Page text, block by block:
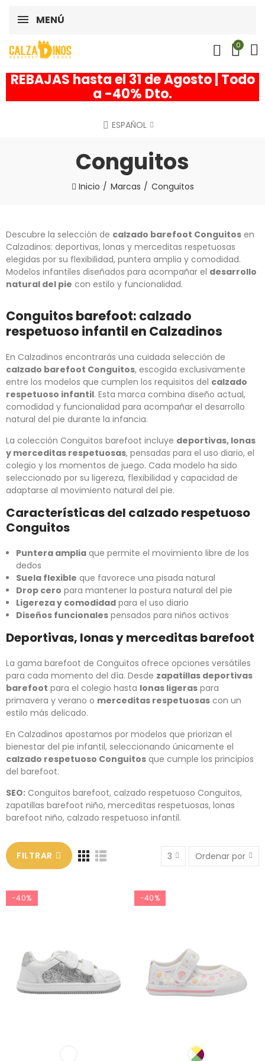
MENÚ
0
REBAJAS hasta el 31 de Agosto | Todo
a -40% Dto.
ESPAÑOL
Conguitos
Inicio Marcas Conguitos
Descubre la selección de calzado barefoot Conguitos en
Calzadinos: deportivas, lonas y merceditas respetuosas
elegidas por su flexibilidad, puntera amplia y comodidad.
Modelos infantiles diseñados para acompañar el desarrollo
natural del pie con estilo y funcionalidad.
Conguitos barefoot: calzado
respetuoso infantil en Calzadinos
En Calzadinos encontrarás una cuidada selección de
calzado barefoot Conguitos, escogida exclusivamente
entre los modelos que cumplen los requisitos del calzado
respetuoso infantil. Esta marca combina diseño actual,
comodidad y funcionalidad para acompañar el desarrollo
natural del pie durante la infancia.
La colección Conguitos barefoot incluye deportivas, lonas
y merceditas respetuosas, pensadas para el uso diario, el
colegio y los momentos de juego. Cada modelo ha sido
seleccionado por su ligereza, flexibilidad y capacidad de
adaptarse al movimiento natural del pie.
Características del calzado respetuoso
Conguitos
Puntera amplia que permite el movimiento libre de los
dedos
Suela flexible que favorece una pisada natural
Drop cero para mantener la postura natural del pie
Ligereza y comodidad para el uso diario
Diseños funcionales pensados para niños activos
Deportivas, lonas y merceditas barefoot
La gama barefoot de Conguitos ofrece opciones versátiles
para cada momento del día. Desde zapatillas deportivas
barefoot para el colegio hasta lonas ligeras para
primavera y verano o merceditas respetuosas con un
estilo más delicado.
En Calzadinos apostamos por modelos que priorizan el
bienestar del pie infantil, seleccionando únicamente el
calzado respetuoso Conguitos que cumple los principios
del barefoot.
SEO: Conguitos barefoot, calzado respetuoso Conguitos,
zapatillas barefoot niño, merceditas respetuosas, lonas
barefoot niño, calzado respetuoso infantil.
FILTRAR 3 Ordenar por
-40% -40%